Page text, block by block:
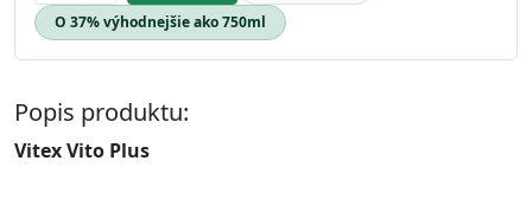
O 37% výhodnejšie ako 750ml
Popis produktu:
Vitex Vito Plus